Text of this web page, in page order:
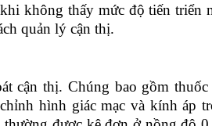
không thấy mức độ tiến triển
quản lý cận thị.
cận thị. Chúng bao gồm
hình giác mạc và kính áp